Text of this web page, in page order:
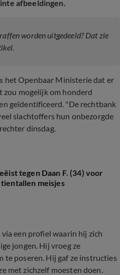
afbeeldingen.
worden uitgedeeld? Dat zie
het Openbaar Ministerie dat er
zou mogelijk om honderd
geïdentificeerd. "De rechtbank
slachtoffers hun onbezorgde
dinsdag.
tegen Daan F. (34) voor
meisjes
via een profiel waarin hij zich
jongen. Hij vroeg ze
te poseren. Hij gaf ze instructies
met zichzelf moesten doen.